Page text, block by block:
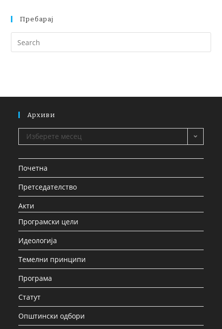
Пребарај
Архиви
Изберете месец
Почетна
Претседателство
Акти
Програмски цели
Идеологија
Темелни принципи
Програма
Статут
Општински одбори